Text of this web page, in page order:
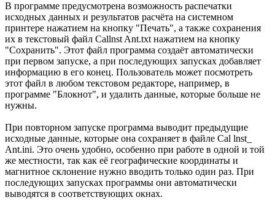
В программе предусмотрена возможность распечатки
исходных данных и результатов расчёта на системном
принтере нажатием на кнопку "Печать", а также сохранения
их в текстовый файл Callnst Ant.txt нажатием на кнопку
"Сохранить". Этот файл программа создаёт автоматически
при первом запуске, а при последующих запусках добавляет
информацию в его конец. Пользователь может посмотреть
этот файл в любом текстовом редакторе, например, в
программе "Блокнот", и удалить данные, которые больше не
нужны.
При повторном запуске программа выводит предыдущие
исходные данные, которые она сохраняет в файле Cal lnst_
Ant.ini. Это очень удобно, особенно при работе в одной и той
же местности, так как её географические координаты и
магнитное склонение нужно вводить только один раз. При
последующих запусках программы они автоматически
выводятся в соответствующих окнах.